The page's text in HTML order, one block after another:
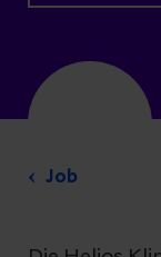
Job